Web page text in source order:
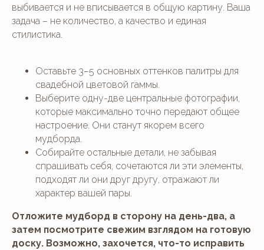
выбивается и не вписывается в общую картину. Ваша
задача – не количество, а качество и единая
стилистика.
Оставьте 3–5 основных оттенков палитры для
свадебной цветовой гаммы.
Выберите одну-две центральные фотографии,
которые максимально точно передают общее
настроение. Они станут якорем всего
мудборда.
Собирайте остальные детали, не забывая
спрашивать себя, сочетаются ли эти элементы,
подходят ли они друг другу, отражают ли
характер вашей пары.
Отложите мудборд в сторону на день-два, а
затем посмотрите свежим взглядом на готовую
доску. Возможно, захочется, что-то исправить